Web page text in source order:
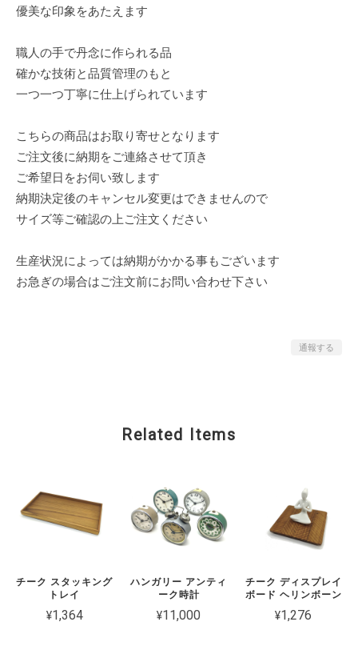
優美な印象をあたえます
職人の手で丹念に作られる品
確かな技術と品質管理のもと
一つ一つ丁寧に仕上げられています
こちらの商品はお取り寄せとなります
ご注文後に納期をご連絡させて頂き
ご希望日をお伺い致します
納期決定後のキャンセル変更はできませんので
サイズ等ご確認の上ご注文ください
生産状況によっては納期がかかる事もございます
お急ぎの場合はご注文前にお問い合わせ下さい
通報する
Related Items
チーク スタッキング
トレイ
¥1,364
ハンガリー アンティ
ーク時計
¥11,000
チーク ディスプレイ
ボード ヘリンボーン
¥1,276